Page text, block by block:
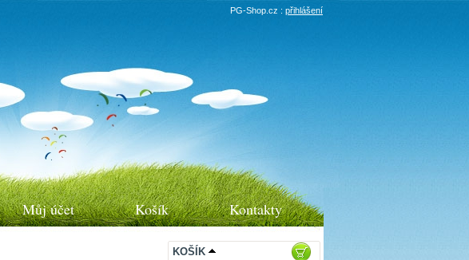
PG-Shop.cz : přihlášení
Můj účet Košík Kontakty
KOŠÍK